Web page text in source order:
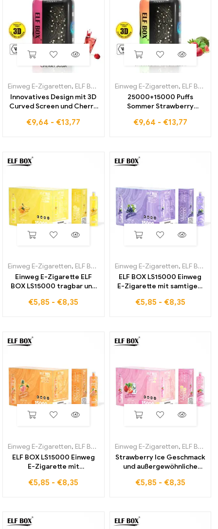
Einweg E-Zigaretten, ELF BOX PULSE X
Innovatives Design mit 3D
Curved Screen und Cherry
PULSE X
€9,64 - €13,77
Einweg E-Zigaretten, ELF BOX PULSE X
25000+15000 Puffs
Sommer Strawberry
ELF BOX PULSE X
€9,64 - €13,77
Einweg E-Zigaretten, ELF BOX LS15000
Einweg E-Zigarette ELF
BOX LS15000 tragbar und
€5,85 - €8,35
Einweg E-Zigaretten, ELF BOX LS15000
ELF BOX LS15000 Einweg
E-Zigarette mit samtigem
€5,85 - €8,35
Einweg E-Zigaretten, ELF BOX LS15000
ELF BOX LS15000 Einweg
E-Zigarette mit
Pineapple Aroma und
€5,85 - €8,35
Einweg E-Zigaretten, ELF BOX LS15000
Strawberry Ice Geschmack
und außergewöhnliche
LS15000 Einweg E-
€5,85 - €8,35